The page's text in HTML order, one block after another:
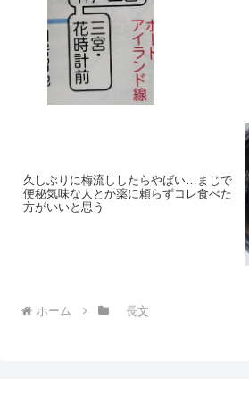
久しぶりに梅流ししたらやばい…まじで
便秘気味な人とか薬に頼らずコレ食べた
方がいいと思う
ホーム 長文